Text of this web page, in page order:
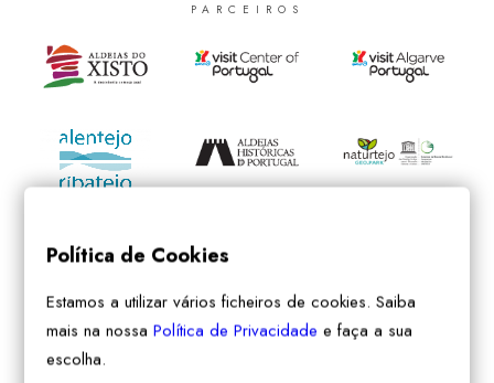
PARCEIROS
Política de Cookies
Estamos a utilizar vários ficheiros de cookies. Saiba
mais na nossaPolítica de Privacidade e faça a sua
escolha.